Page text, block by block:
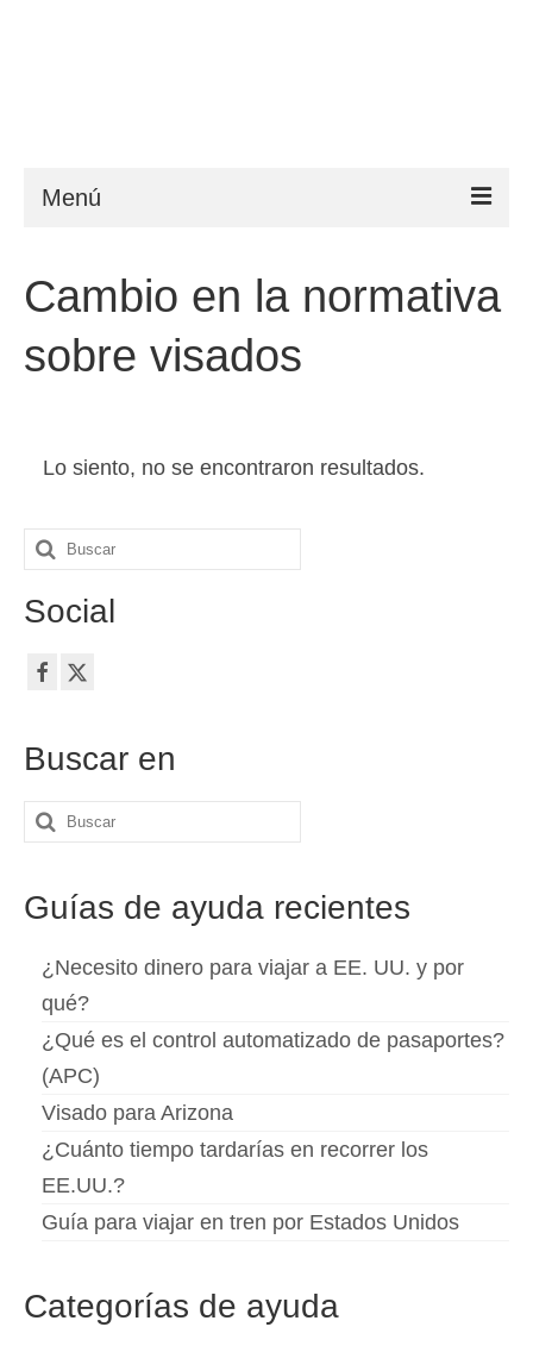
Menú
Requisitos
FAQ
Ayuda
Contacto
Čeština
Dansk(Danés)
English( Inglés)
Français(Francés)
Ελληνικά (Griego)
Magyar )
Italiano
Cambio en la normativa
sobre visados
Lo siento, no se encontraron resultados.
Buscar
Social
Buscar en
Buscar
Guías de ayuda recientes
¿Necesito dinero para viajar a EE. UU. y por
qué?
¿Qué es el control automatizado de pasaportes?
(APC)
Visado para Arizona
¿Cuánto tiempo tardarías en recorrer los
EE.UU.?
Guía para viajar en tren por Estados Unidos
Categorías de ayuda